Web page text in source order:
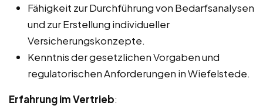
Fähigkeit zur Durchführung von Bedarfsanalysen
und zur Erstellung individueller
Versicherungskonzepte.
Kenntnis der gesetzlichen Vorgaben und
regulatorischen Anforderungen in Wiefelstede.
Erfahrung im Vertrieb: